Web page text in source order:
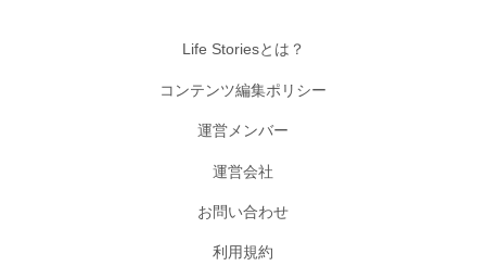
Life Storiesとは？
コンテンツ編集ポリシー
運営メンバー
運営会社
お問い合わせ
利用規約